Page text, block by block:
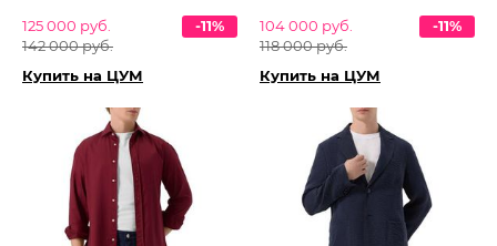
125 000 руб.
142 000 руб.
-11%
Купить на ЦУМ
104 000 руб.
118 000 руб.
-11%
Купить на ЦУМ